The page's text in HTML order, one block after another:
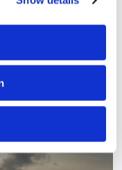
av